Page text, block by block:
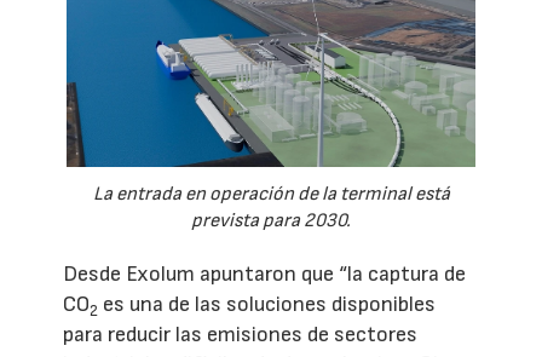
La entrada en operación de la terminal está
prevista para 2030.
Desde Exolum apuntaron que “la captura de
CO2 es una de las soluciones disponibles
para reducir las emisiones de sectores